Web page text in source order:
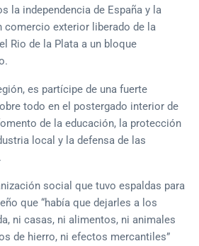
la independencia de España y la
comercio exterior liberado de la
Rio de la Plata a un bloque
es partícipe de una fuerte
todo en el postergado interior de
de la educación, la protección
local y la defensa de las
social que tuvo espaldas para
que “había que dejarles a los
ni casas, ni alimentos, ni animales
de hierro, ni efectos mercantiles”